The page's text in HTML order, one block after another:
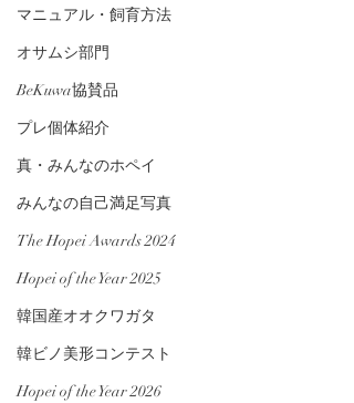
マニュアル・飼育方法
オサムシ部門
BeKuwa協賛品
プレ個体紹介
真・みんなのホペイ
みんなの自己満足写真
The Hopei Awards 2024
Hopei of the Year 2025
韓国産オオクワガタ
韓ビノ美形コンテスト
Hopei of the Year 2026